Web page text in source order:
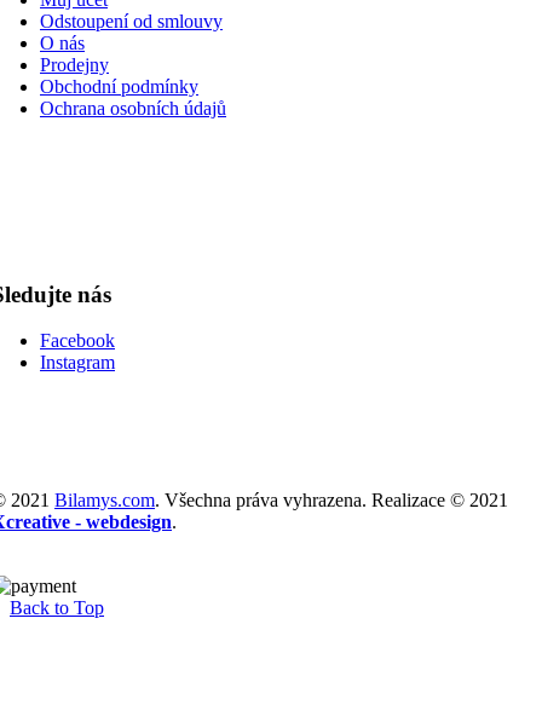
Odstoupení od smlouvy
O nás
Prodejny
Obchodní podmínky
Ochrana osobních údajů
nás
Facebook
Instagram
2021 Bilamys.com. Všechna práva vyhrazena. Realizace © 2021
- webdesign.
Back to Top